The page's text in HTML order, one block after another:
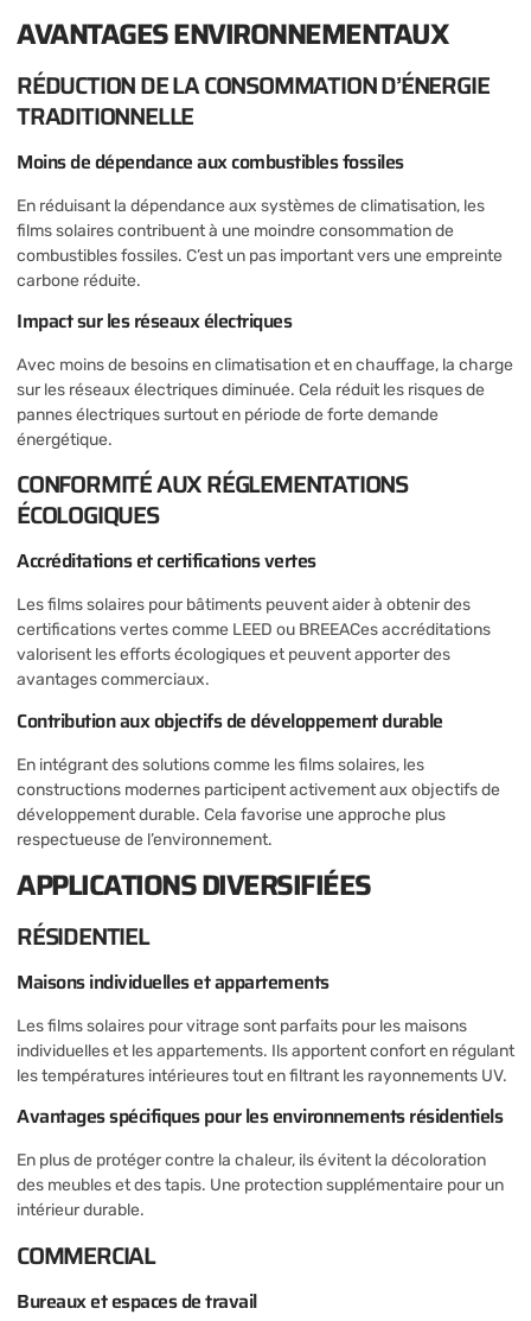
AVANTAGES ENVIRONNEMENTAUX
RÉDUCTION DE LA CONSOMMATION D’ÉNERGIE
TRADITIONNELLE
Moins de dépendance aux combustibles fossiles
En réduisant la dépendance aux systèmes de climatisation, les
films solaires contribuent à une moindre consommation de
combustibles fossiles. C’est un pas important vers une empreinte
carbone réduite.
Impact sur les réseaux électriques
Avec moins de besoins en climatisation et en chauffage, la charge
sur les réseaux électriques diminuée. Cela réduit les risques de
pannes électriques surtout en période de forte demande
énergétique.
CONFORMITÉ AUX RÉGLEMENTATIONS
ÉCOLOGIQUES
Accréditations et certifications vertes
Les films solaires pour bâtiments peuvent aider à obtenir des
certifications vertes comme LEED ou BREEACes accréditations
valorisent les efforts écologiques et peuvent apporter des
avantages commerciaux.
Contribution aux objectifs de développement durable
En intégrant des solutions comme les films solaires, les
constructions modernes participent activement aux objectifs de
développement durable. Cela favorise une approche plus
respectueuse de l’environnement.
APPLICATIONS DIVERSIFIÉES
RÉSIDENTIEL
Maisons individuelles et appartements
Les films solaires pour vitrage sont parfaits pour les maisons
individuelles et les appartements. Ils apportent confort en régulant
les températures intérieures tout en filtrant les rayonnements UV.
Avantages spécifiques pour les environnements résidentiels
En plus de protéger contre la chaleur, ils évitent la décoloration
des meubles et des tapis. Une protection supplémentaire pour un
intérieur durable.
COMMERCIAL
Bureaux et espaces de travail